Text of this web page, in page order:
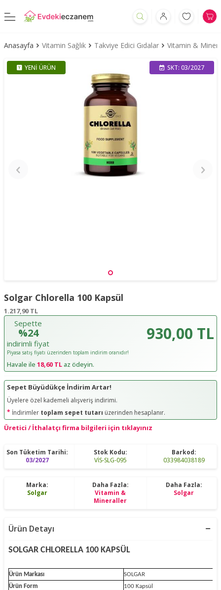
Anasayfa Vitamin Sağlık Takviye Edici Gıdalar Vitamin &
YENI ÜRÜN SKT: 03/2027
Solgar Chlorella 100 Kapsül
1.217,90 TL
Sepette
%24
indirimli fiyat
930,00 TL
Piyasa satış fiyatı üzerinden toplam indirim oranıdır!
Havale ile 18,60 TLaz ödeyin.
Sepet Büyüdükçe İndirim Artar!
Üyelere özel kademeli alışveriş indirimi.
* İndirimler toplam sepet tutarı üzerinden hesaplanır.
Üretici / İthalatçı firma bilgileri için tıklayınız
Son Tüketim Tarihi:
03/2027
Stok Kodu:
VİS-SLG-095
Barkod:
033984038189
Marka:
Solgar
Daha Fazla:
Vitamin &
Mineraller
Daha Fazla:
Solgar
Ürün Detayı
SOLGAR CHLORELLA 100 KAPSÜL
Ürün Markası
SOLGAR
Ürün Form
100 Kapsül